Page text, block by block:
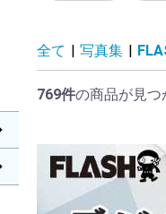
全て | 写真集 |
769件の商品が見つ